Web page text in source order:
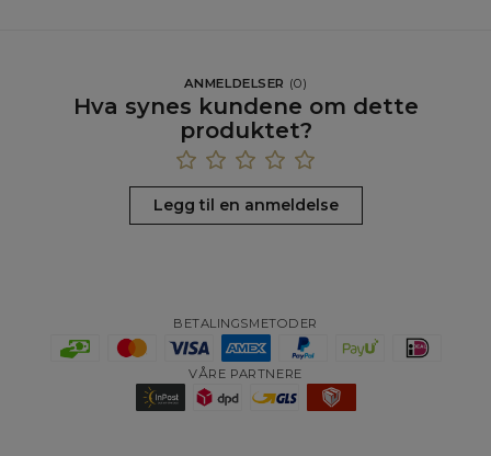
ANMELDELSER (0)
Hva synes kundene om dette
produktet?
Legg til en anmeldelse
BETALINGSMETODER
VÅRE PARTNERE